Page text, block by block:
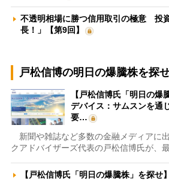
不透明相場に勝つ信用取引の極意 投
長！」【第9回】
戸松信博の明日の爆騰株を探せ
【戸松信博氏「明日の爆
デバイス：サムスンを通
要…
新聞や雑誌など多数の金融メディアに
クアドバイザーズ代表の戸松信博氏が、
【戸松信博氏「明日の爆騰株」を探せ